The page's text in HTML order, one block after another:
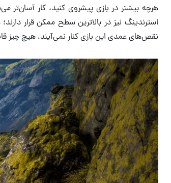
هرچه بیشتر در بازی پیشروی کنید، کار
نقص‌های عمدی این بازی کنار نمی‌آیند، هیچ چیز